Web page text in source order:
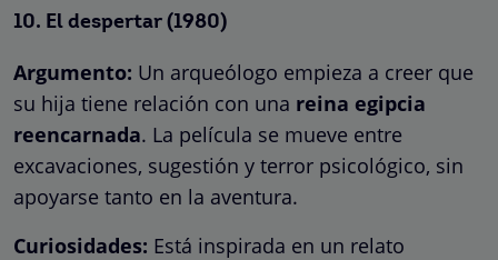
10. El despertar (1980)
Argumento: Un arqueólogo empieza a creer que
su hija tiene relación con una reina egipcia
reencarnada. La película se mueve entre
excavaciones, sugestión y terror psicológico, sin
apoyarse tanto en la aventura.
Curiosidades: Está inspirada en un relato